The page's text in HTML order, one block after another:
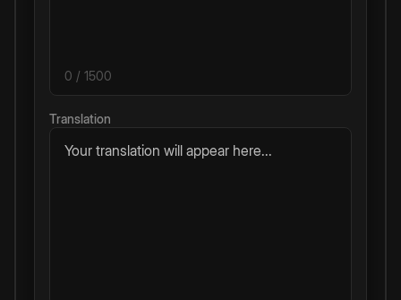
0 / 1500
Translation
Your translation will appear here...